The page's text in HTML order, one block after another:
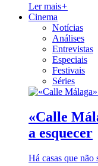
Ler mais+
Cinema
Notícias
Análises
Entrevistas
Especiais
Festivais
Séries
«Calle
a esquecer
Há casas que